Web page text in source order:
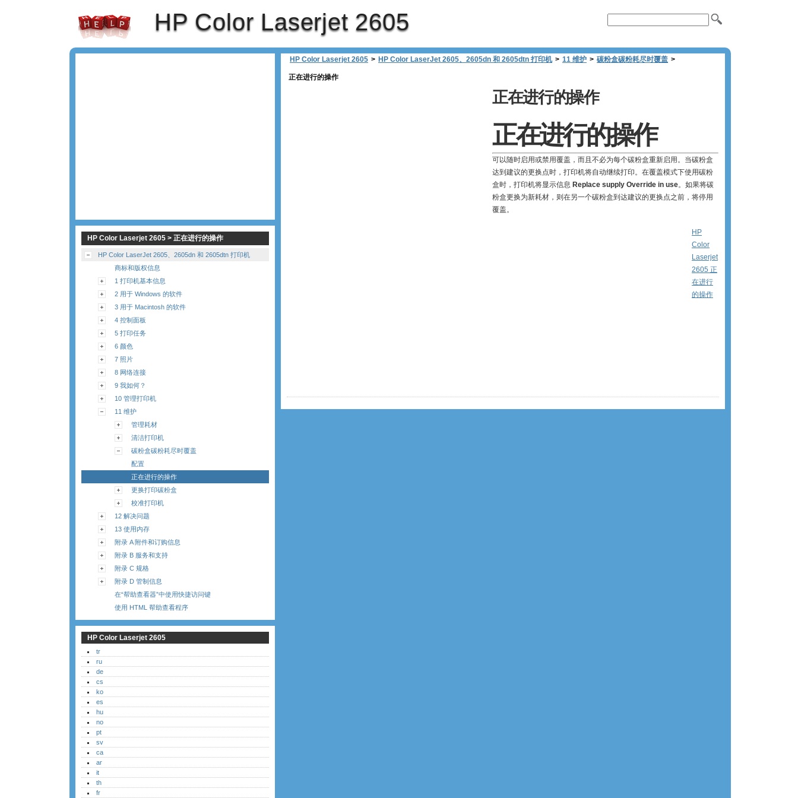
HP Color Laserjet 2605
HP Color Laserjet 2605 > HP Color LaserJet 2605、2605dn 和 2605dtn 打印机 > 11 维护 > 碳粉盒碳粉耗尽时覆盖 >
正在进行的操作
正在进行的操作
正在进行的操作
可以随时启用或禁用覆盖，而且不必为每个碳粉盒重新启用。当碳粉盒
达到建议的更换点时，打印机将自动继续打印。在覆盖模式下使用碳粉
盒时，打印机将显示信息 Replace supply Override in use。如果将碳
粉盒更换为新耗材，则在另一个碳粉盒到达建议的更换点之前，将停用
覆盖。
HP
Color
Laserjet
2605 正
在进行
的操作
HP Color Laserjet 2605 > 正在进行的操作
HP Color LaserJet 2605、2605dn 和 2605dtn 打印机
商标和版权信息
1 打印机基本信息
2 用于 Windows 的软件
3 用于 Macintosh 的软件
4 控制面板
5 打印任务
6 颜色
7 照片
8 网络连接
9 我如何？
10 管理打印机
11 维护
管理耗材
清洁打印机
碳粉盒碳粉耗尽时覆盖
配置
正在进行的操作
更换打印碳粉盒
校准打印机
12 解决问题
13 使用内存
附录 A 附件和订购信息
附录 B 服务和支持
附录 C 规格
附录 D 管制信息
在“帮助查看器”中使用快捷访问键
使用 HTML 帮助查看程序
HP Color Laserjet 2605
tr
ru
de
cs
ko
es
hu
no
pt
sv
ca
ar
it
th
fr